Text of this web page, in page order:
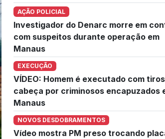
AÇÃO POLICIAL
Investigador do Denarc morre em
com suspeitos durante operação em
Manaus
EXECUÇÃO
VÍDEO: Homem é executado com
cabeça por criminosos encapuzados
Manaus
NOVOS DESDOBRAMENTOS
Vídeo mostra PM preso trocando